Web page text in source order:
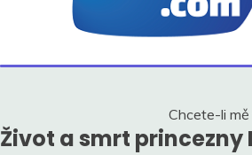
HISTORIE V
Chcete-li
Život a smrt princezny